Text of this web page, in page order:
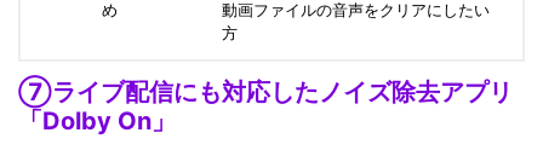
め
動画ファイルの音声をクリアにしたい
方
⑦ライブ配信にも対応したノイズ除去アプリ
「Dolby On」